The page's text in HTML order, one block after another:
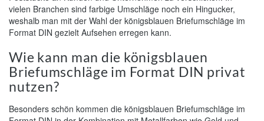
vielen Branchen sind farbige Umschläge noch ein Hingucker,
weshalb man mit der Wahl der königsblauen Briefumschläge im
Format DIN gezielt Aufsehen erregen kann.
Wie kann man die königsblauen
Briefumschläge im Format DIN privat
nutzen?
Besonders schön kommen die königsblauen Briefumschläge im